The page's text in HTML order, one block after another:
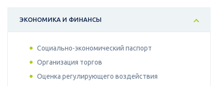
ЭКОНОМИКА И ФИНАНСЫ
Социально-экономический паспорт
Организация торгов
Оценка регулирующего воздействия